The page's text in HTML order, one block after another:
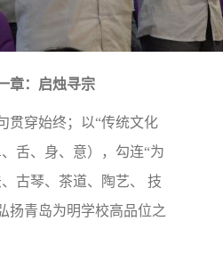
章：启烛寻宗
贯穿始终；以“传统文化
舌、身、意），勾连“为
古琴、茶道、陶艺、 技
扬青岛为明学校高品位之